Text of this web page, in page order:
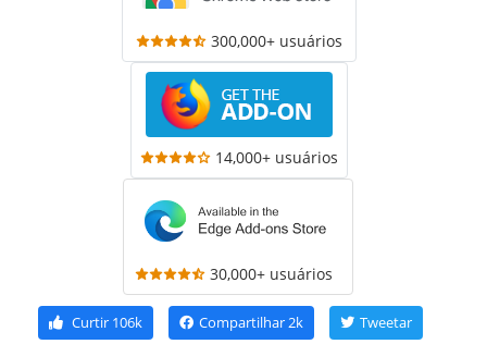
300,000+ usuários
14,000+ usuários
30,000+ usuários
Curtir 106k Compartilhar2k Tweetar